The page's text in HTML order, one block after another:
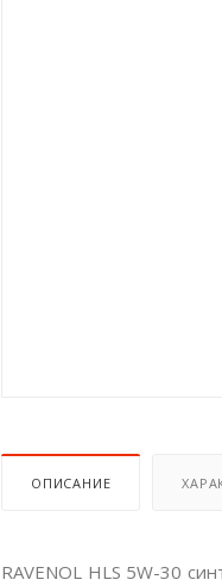
ОПИСАНИЕ
RAVENOL HLS 5W-30